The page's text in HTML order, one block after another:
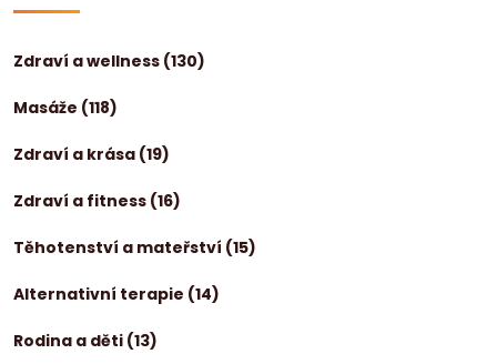
Zdraví a wellness (130)
Masáže (118)
Zdraví a krása (19)
Zdraví a fitness (16)
Těhotenství a mateřství (15)
Alternativní terapie (14)
Rodina a děti (13)